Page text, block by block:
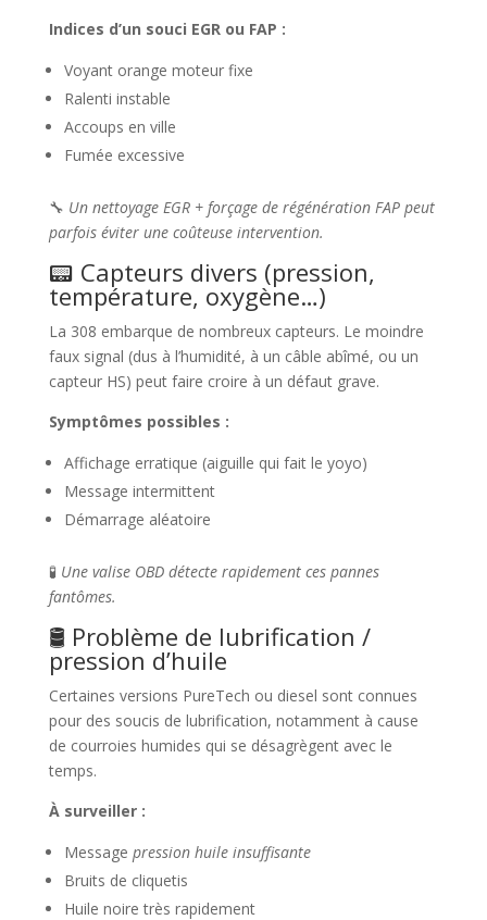
Indices d’un souci EGR ou FAP :
Voyant orange moteur fixe
Ralenti instable
Accoups en ville
Fumée excessive
🔧 Un nettoyage EGR + forçage de régénération FAP peut
parfois éviter une coûteuse intervention.
📟 Capteurs divers (pression,
température, oxygène…)
La 308 embarque de nombreux capteurs. Le moindre
faux signal (dus à l’humidité, à un câble abîmé, ou un
capteur HS) peut faire croire à un défaut grave.
Symptômes possibles :
Affichage erratique (aiguille qui fait le yoyo)
Message intermittent
Démarrage aléatoire
🧪 Une valise OBD détecte rapidement ces pannes
fantômes.
🛢️ Problème de lubrification /
pression d’huile
Certaines versions PureTech ou diesel sont connues
pour des soucis de lubrification, notamment à cause
de courroies humides qui se désagrègent avec le
temps.
À surveiller :
Message pression huile insuffisante
Bruits de cliquetis
Huile noire très rapidement